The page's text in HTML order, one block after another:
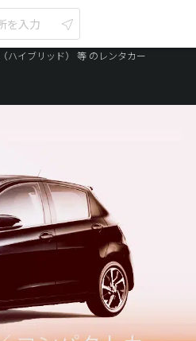
ハイブリッド） 等 のレンタカー